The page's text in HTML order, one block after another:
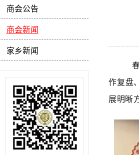
商会公告
商会新闻
家乡新闻
作复盘
展明晰